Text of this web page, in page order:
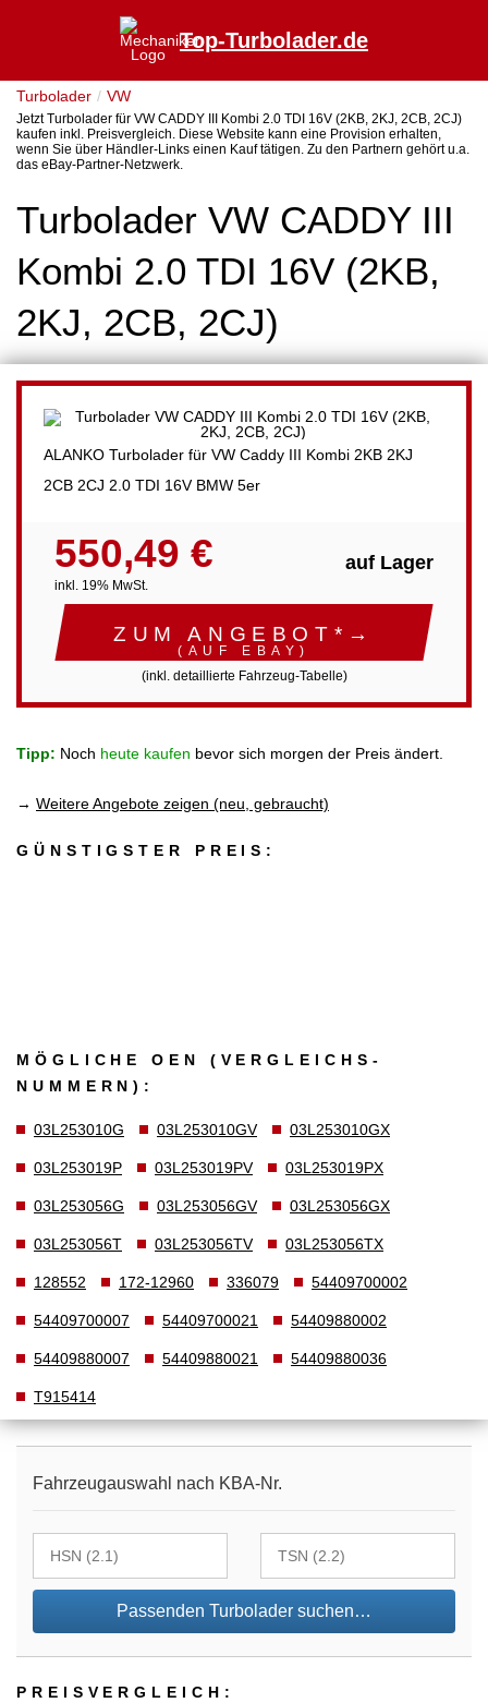
Top-Turbolader.de
Turbolader VW
Jetzt Turbolader für VW CADDY III Kombi 2.0 TDI 16V (2KB, 2KJ, 2CB, 2CJ)
kaufen inkl. Preisvergleich. Diese Website kann eine Provision erhalten,
wenn Sie über Händler-Links einen Kauf tätigen. Zu den Partnern gehört u.a.
das eBay-Partner-Netzwerk.
Turbolader VW CADDY III
Kombi 2.0 TDI 16V (2KB,
2KJ, 2CB, 2CJ)
ALANKO Turbolader für VW Caddy III Kombi 2KB 2KJ
2CB 2CJ 2.0 TDI 16V BMW 5er
550,49 €
inkl. 19% MwSt.
auf Lager
ZUM ANGEBOT*→
(AUF EBAY)
(inkl. detaillierte Fahrzeug-Tabelle)
Tipp: Noch heute kaufen bevor sich morgen der Preis ändert.
→ Weitere Angebote zeigen (neu, gebraucht)
GÜNSTIGSTER PREIS:
MÖGLICHE OEN (VERGLEICHS­
NUMMERN):
03L253010G 03L253010GV 03L253010GX
03L253019P 03L253019PV 03L253019PX
03L253056G 03L253056GV 03L253056GX
03L253056T 03L253056TV 03L253056TX
128552 172-12960 336079 54409700002
54409700007 54409700021 54409880002
54409880007 54409880021 54409880036
T915414
Fahrzeugauswahl nach KBA-Nr.
Passenden Turbolader suchen…
PREIS­VER­GLEICH: